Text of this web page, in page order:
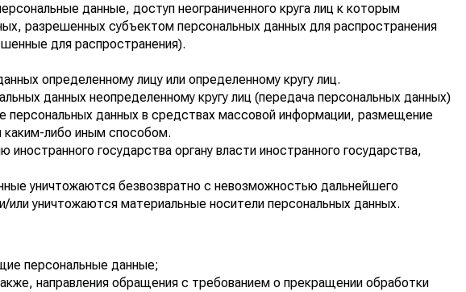
данные, доступ неограниченного круга лиц к которым
разрешенных субъектом персональных данных для распространения
для распространения).
определенному лицу или определенному кругу лиц.
данных неопределенному кругу лиц (передача персональных данных)
персональных данных в средствах массовой информации, размещение
каким-либо иным способом.
государства органу власти иностранного государства,
уничтожаются безвозвратно с невозможностью дальнейшего
уничтожаются материальные носители персональных данных.
персональные данные;
направления обращения с требованием о прекращении обработки